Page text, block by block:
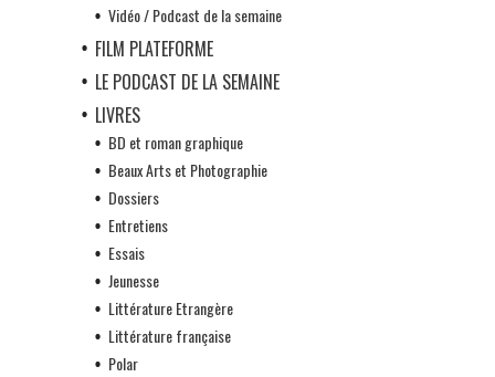
Vidéo / Podcast de la semaine
FILM PLATEFORME
LE PODCAST DE LA SEMAINE
LIVRES
BD et roman graphique
Beaux Arts et Photographie
Dossiers
Entretiens
Essais
Jeunesse
Littérature Etrangère
Littérature française
Polar